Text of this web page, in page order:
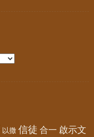
以撒 信徒 合一 啟示文